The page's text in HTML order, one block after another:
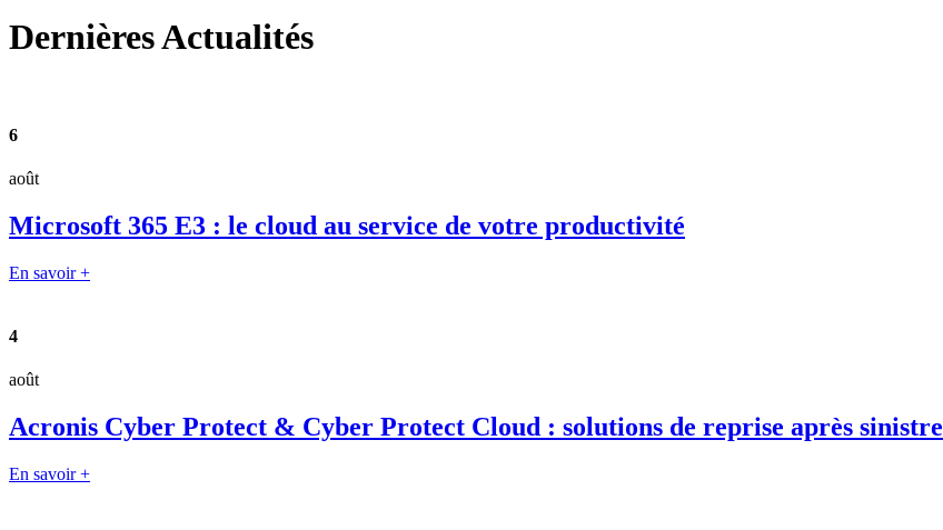
DernièresActualités
6
août
Microsoft 365 E3 : le cloud au service de votre productivité
En savoir +
4
août
Acronis Cyber Protect & Cyber Protect Cloud : solutions de reprise après sinistre
En savoir +